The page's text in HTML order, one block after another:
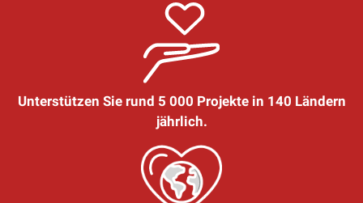
Unterstützen Sie rund 5 000 Projekte in 140 Ländern
jährlich.